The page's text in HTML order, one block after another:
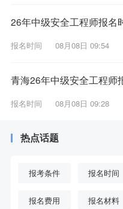
26年中级安全工程师报名
报名时间 08月08日 09:54
青海26年中级安全工程师
报名时间 08月08日 09:28
热点话题
报考条件 报名时间
报名费用 报名材料